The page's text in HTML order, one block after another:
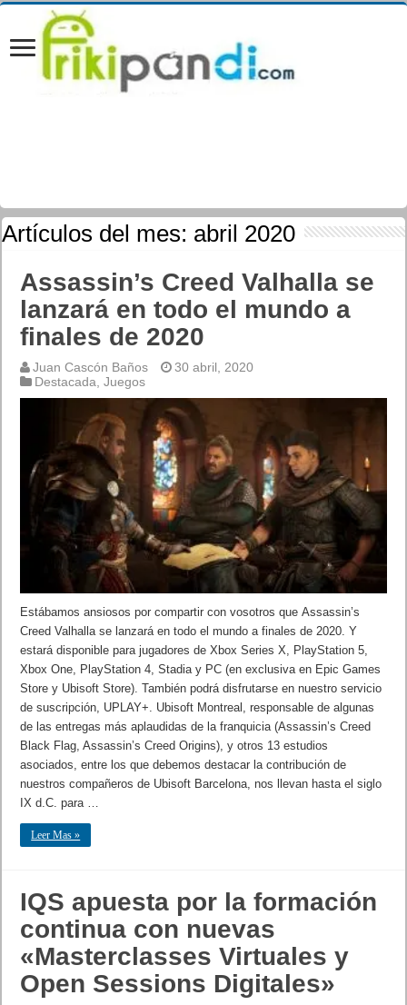
Artículos del mes: abril 2020
Assassin’s Creed Valhalla se
lanzará en todo el mundo a
finales de 2020
Juan Cascón Baños
30 abril, 2020
Destacada ,Juegos
Estábamos ansiosos por compartir con vosotros que Assassin’s
Creed Valhalla se lanzará en todo el mundo a finales de 2020. Y
estará disponible para jugadores de Xbox Series X, PlayStation 5,
Xbox One, PlayStation 4, Stadia y PC (en exclusiva en Epic Games
Store y Ubisoft Store). También podrá disfrutarse en nuestro servicio
de suscripción, UPLAY+. Ubisoft Montreal, responsable de algunas
de las entregas más aplaudidas de la franquicia (Assassin’s Creed
Black Flag, Assassin’s Creed Origins), y otros 13 estudios
asociados, entre los que debemos destacar la contribución de
nuestros compañeros de Ubisoft Barcelona, nos llevan hasta el siglo
IX d.C. para …
Leer Mas »
IQS apuesta por la formación
continua con nuevas
«Masterclasses Virtuales y
Open Sessions Digitales»